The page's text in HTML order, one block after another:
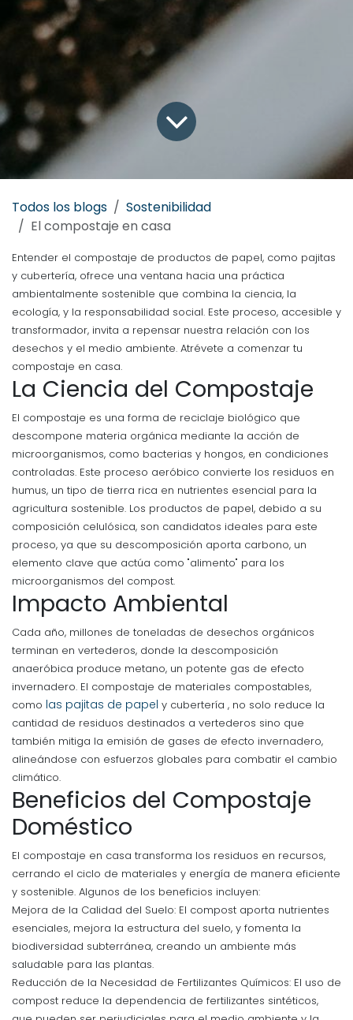
Todos los blogs
Sostenibilidad
El compostaje en casa
Entender el compostaje de productos de papel, como pajitas
y cubertería, ofrece una ventana hacia una práctica
ambientalmente sostenible que combina la ciencia, la
ecología, y la responsabilidad social. Este proceso, accesible y
transformador, invita a repensar nuestra relación con los
desechos y el medio ambiente. Atrévete a comenzar tu
compostaje en casa.
La Ciencia del Compostaje
El compostaje es una forma de reciclaje biológico que
descompone materia orgánica mediante la acción de
microorganismos, como bacterias y hongos, en condiciones
controladas. Este proceso aeróbico convierte los residuos en
humus, un tipo de tierra rica en nutrientes esencial para la
agricultura sostenible. Los productos de papel, debido a su
composición celulósica, son candidatos ideales para este
proceso, ya que su descomposición aporta carbono, un
elemento clave que actúa como "alimento" para los
microorganismos del compost.
Impacto Ambiental
Cada año, millones de toneladas de desechos orgánicos
terminan en vertederos, donde la descomposición
anaeróbica produce metano, un potente gas de efecto
invernadero. El compostaje de materiales compostables,
como las pajitas de papel y cubertería , no solo reduce la
cantidad de residuos destinados a vertederos sino que
también mitiga la emisión de gases de efecto invernadero,
alineándose con esfuerzos globales para combatir el cambio
climático.
Beneficios del Compostaje
Doméstico
El compostaje en casa transforma los residuos en recursos,
cerrando el ciclo de materiales y energía de manera eficiente
y sostenible. Algunos de los beneficios incluyen:
Mejora de la Calidad del Suelo: El compost aporta nutrientes
esenciales, mejora la estructura del suelo, y fomenta la
biodiversidad subterránea, creando un ambiente más
saludable para las plantas.
Reducción de la Necesidad de Fertilizantes Químicos: El uso de
compost reduce la dependencia de fertilizantes sintéticos,